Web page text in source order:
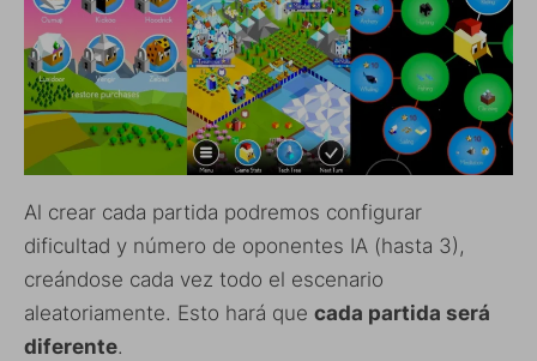
Al crear cada partida podremos configurar
dificultad y número de oponentes IA (hasta 3),
creándose cada vez todo el escenario
aleatoriamente. Esto hará que cada partida será
diferente.